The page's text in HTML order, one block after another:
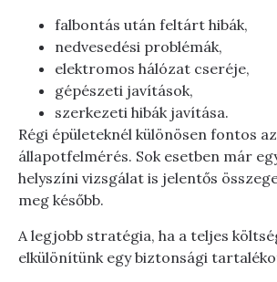
falbontás után feltárt hibák,
nedvesedési problémák,
elektromos hálózat cseréje,
gépészeti javítások,
szerkezeti hibák javítása.
Régi épületeknél különösen fontos az
állapotfelmérés. Sok esetben már
helyszíni vizsgálat is jelentős
meg később.
A legjobb stratégia, ha a teljes
elkülönítünk egy biztonsági